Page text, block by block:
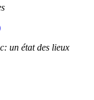
un état des lieux